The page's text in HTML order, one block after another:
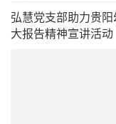
弘慧党支部助力贵
大报告精神宣讲活动